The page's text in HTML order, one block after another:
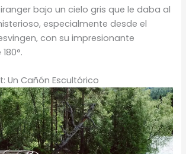
bajo un cielo gris que le daba al
especialmente desde el
con su impresionante
Un Cañón Escultórico